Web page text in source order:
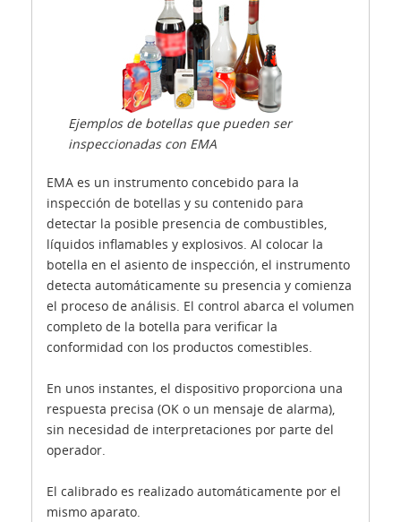
Ejemplos de botellas que pueden ser
inspeccionadas con EMA
EMA es un instrumento concebido para la
inspección de botellas y su contenido para
detectar la posible presencia de combustibles,
líquidos inflamables y explosivos. Al colocar la
botella en el asiento de inspección, el instrumento
detecta automáticamente su presencia y comienza
el proceso de análisis. El control abarca el volumen
completo de la botella para verificar la
conformidad con los productos comestibles.
En unos instantes, el dispositivo proporciona una
respuesta precisa (OK o un mensaje de alarma),
sin necesidad de interpretaciones por parte del
operador.
El calibrado es realizado automáticamente por el
mismo aparato.